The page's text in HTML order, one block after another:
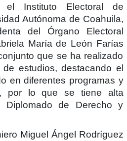
el Instituto Electoral de
Autónoma de Coahuila,
del Órgano Electoral
María de León Farías
que se ha realizado
estudios, destacando el
en diferentes programas y
por lo que se tiene alta
Diplomado de Derecho y
Miguel Ángel Rodríguez